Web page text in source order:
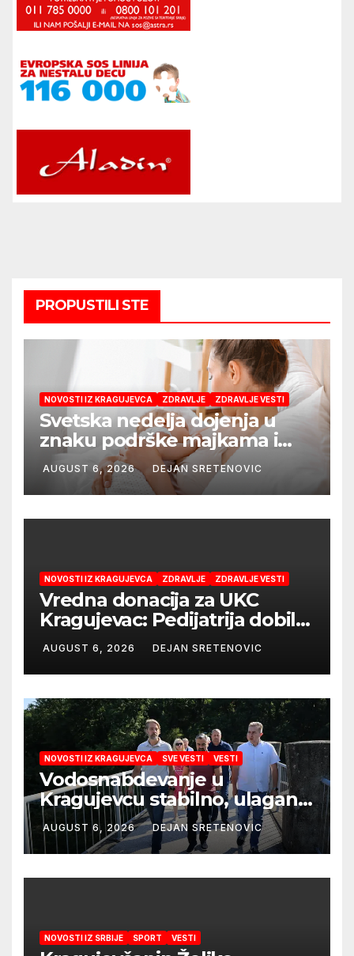
PROPUSTILI STE
NOVOSTI IZ KRAGUJEVCA ZDRAVLJE ZDRAVLJE VESTI
Svetska nedelja dojenja u
znaku podrške majkama i
najboljeg početka života
AUGUST 6, 2026 DEJAN SRETENOVIC
NOVOSTI IZ KRAGUJEVCA ZDRAVLJE ZDRAVLJE VESTI
Vredna donacija za UKC
Kragujevac: Pedijatrija dobila
mobilni rendgen i mikroskop
vredne 9,6 miliona dinara
AUGUST 6, 2026 DEJAN SRETENOVIC
NOVOSTI IZ KRAGUJEVCA SVE VESTI VESTI
Vodosnabdevanje u
Kragujevcu stabilno, ulaganja
obezbedila sigurnije
snabdevanje
AUGUST 6, 2026 DEJAN SRETENOVIC
NOVOSTI IZ SRBIJE SPORT VESTI